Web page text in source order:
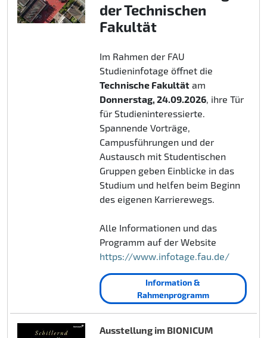
der Technischen
Fakultät
Im Rahmen der FAU
Studieninfotage öffnet die
Technische Fakultätam
Donnerstag, 24.09.2026, ihre Tür
für Studieninteressierte.
Spannende Vorträge,
Campusführungen und der
Austausch mit Studentischen
Gruppen geben Einblicke in das
Studium und helfen beim Beginn
des eigenen Karrierewegs.
Alle Informationen und das
Programm auf der Website
https://www.infotage.fau.de/
Information &
Rahmenprogramm
Ausstellung im BIONICUM